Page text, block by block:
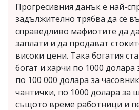
Прогресивния данък е най-
задължително трябва да се
справедливо мафиотите да
заплати и да продават
високи цени. Така богатия
богат и харчи по 1000 долара
по 100 000 долара за
чантички, по 1000 долара за
същото време работници и